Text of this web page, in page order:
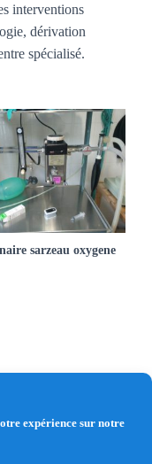
interventions
dérivation
spécialisé.
sarzeau oxygene